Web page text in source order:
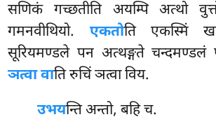
सणिकं गच्छतीति अयम्पि अत्थो
गमनवीथियो. एकतोति एकस्मिं
सूरियमण्डले पन अत्थङ्गते चन्दमण्डलं
ञत्वा वाति रुचिं ञत्वा विय.
उभयन्ति अन्तो, बहि च.